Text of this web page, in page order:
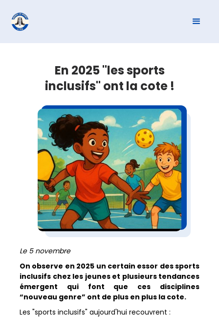
En 2025 "les sports
inclusifs" ont la cote !
Le 5 novembre
On observe en 2025 un certain essor des sports
inclusifs chez les jeunes et plusieurs tendances
émergent qui font que ces disciplines
“nouveau genre” ont de plus en plus la cote.
Les "sports inclusifs" aujourd'hui recouvrent :